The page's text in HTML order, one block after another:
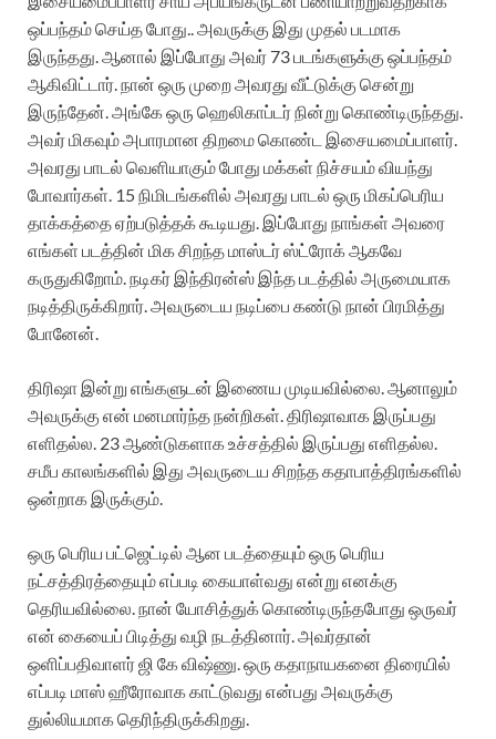
ஒப்பந்தம் செய்த போது.. அவருக்கு இது முதல் படமாக
இருந்தது. ஆனால் இப்போது அவர் 73 படங்களுக்கு ஒப்பந்தம்
ஆகிவிட்டார். நான் ஒரு முறை அவரது வீட்டுக்கு சென்று
இருந்தேன். அங்கே ஒரு ஹெலிகாப்டர் நின்று கொண்டிருந்தது.
அவர் மிகவும் அபாரமான திறமை கொண்ட இசையமைப்பாளர்.
அவரது பாடல் வெளியாகும் போது மக்கள் நிச்சயம் வியந்து
போவார்கள். 15 நிமிடங்களில் அவரது பாடல் ஒரு மிகப்பெரிய
தாக்கத்தை ஏற்படுத்தக் கூடியது. இப்போது நாங்கள் அவரை
எங்கள் படத்தின் மிக சிறந்த மாஸ்டர் ஸ்ட்ரோக் ஆகவே
கருதுகிறோம். நடிகர் இந்திரன்ஸ் இந்த படத்தில் அருமையாக
நடித்திருக்கிறார். அவருடைய நடிப்பை கண்டு நான் பிரமித்து
போனேன்.
திரிஷா இன்று எங்களுடன் இணைய முடியவில்லை. ஆனாலும்
அவருக்கு என் மனமார்ந்த நன்றிகள். திரிஷாவாக இருப்பது
எளிதல்ல. 23 ஆண்டுகளாக உச்சத்தில் இருப்பது எளிதல்ல.
சமீப காலங்களில் இது அவருடைய சிறந்த கதாபாத்திரங்களில்
ஒன்றாக இருக்கும்.
ஒரு பெரிய பட்ஜெட்டில் ஆன படத்தையும் ஒரு பெரிய
நட்சத்திரத்தையும் எப்படி கையாள்வது என்று எனக்கு
தெரியவில்லை. நான் யோசித்துக் கொண்டிருந்தபோது ஒருவர்
என் கையைப் பிடித்து வழி நடத்தினார். அவர்தான்
ஒளிப்பதிவாளர் ஜி கே விஷ்ணு. ஒரு கதாநாயகனை திரையில்
எப்படி மாஸ் ஹீரோவாக காட்டுவது என்பது அவருக்கு
துல்லியமாக தெரிந்திருக்கிறது.